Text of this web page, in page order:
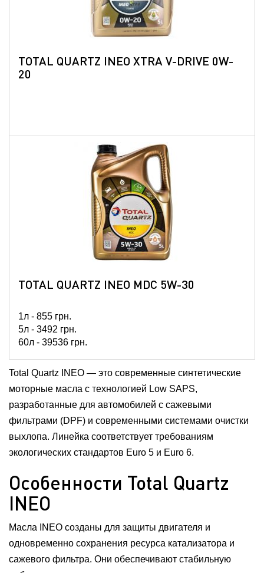
TOTAL QUARTZ INEO XTRA V-DRIVE 0W-
20
TOTAL QUARTZ INEO MDC 5W-30
1л - 855 грн.
5л - 3492 грн.
60л - 39536 грн.
Total Quartz INEO — это современные синтетические
моторные масла с технологией Low SAPS,
разработанные для автомобилей с сажевыми
фильтрами (DPF) и современными системами очистки
выхлопа. Линейка соответствует требованиям
экологических стандартов Euro 5 и Euro 6.
Особенности Total Quartz
INEO
Масла INEO созданы для защиты двигателя и
одновременно сохранения ресурса катализатора и
сажевого фильтра. Они обеспечивают стабильную